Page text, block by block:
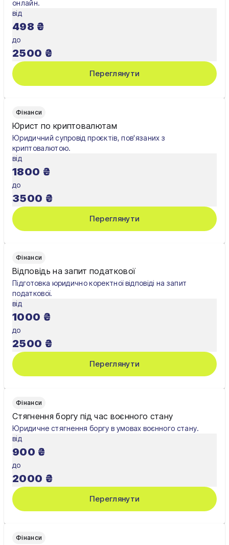
Полтава
Суми
Харків
Херсон
Черкаси
Житомир
Київ
онлайн.
від
498 ₴
до
2500 ₴
Переглянути
Фінанси
Юрист по криптовалютам
Юридичний супровід проєктів, пов'язаних з
криптовалютою.
від
1800 ₴
до
3500 ₴
Переглянути
Фінанси
Відповідь на запит податкової
Підготовка юридично коректної відповіді на запит
податкової.
від
1000 ₴
до
2500 ₴
Переглянути
Фінанси
Стягнення боргу під час воєнного стану
Юридичне стягнення боргу в умовах воєнного стану.
від
900 ₴
до
2000 ₴
Переглянути
Фінанси